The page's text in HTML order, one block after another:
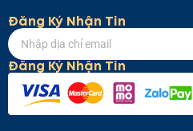
Đăng Ký Nhận Tin
Đăng Ký Nhận Tin